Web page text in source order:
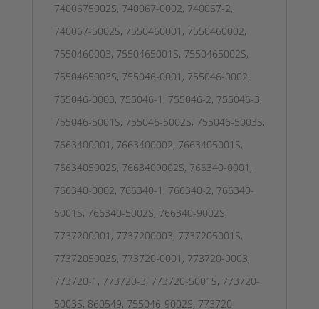
7400675002S, 740067-0002, 740067-2,
740067-5002S, 7550460001, 7550460002,
7550460003, 7550465001S, 7550465002S,
7550465003S, 755046-0001, 755046-0002,
755046-0003, 755046-1, 755046-2, 755046-3,
755046-5001S, 755046-5002S, 755046-5003S,
7663400001, 7663400002, 7663405001S,
7663405002S, 7663409002S, 766340-0001,
766340-0002, 766340-1, 766340-2, 766340-
5001S, 766340-5002S, 766340-9002S,
7737200001, 7737200003, 7737205001S,
7737205003S, 773720-0001, 773720-0003,
773720-1, 773720-3, 773720-5001S, 773720-
5003S, 860549, 755046-9002S, 773720